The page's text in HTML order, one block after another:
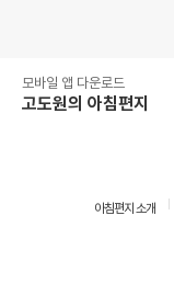
모바일 앱 다운로드
고도원의 아침편지
아침편지 소개